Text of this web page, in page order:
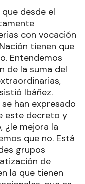
desde el
con vocación
tienen que
Entendemos
de la suma del
Ibáñez.
han expresado
este decreto y
¿le mejora la
que no. Está
grupos
de
la que tienen